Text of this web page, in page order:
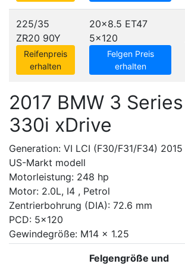
225/35
ZR20 90Y
Reifenpreis
erhalten
20x8.5 ET47
5x120
Felgen Preis
erhalten
2017 BMW 3
330i xDrive
Generation: VI LCI (F30/F31/F34)
US-Markt modell
Motorleistung: 248 hp
Motor: 2.0L, I4 , Petrol
Zentrierbohrung (DIA): 72.6 mm
PCD: 5x120
Gewindegröße: M14 x 1.25
Felgengröße und